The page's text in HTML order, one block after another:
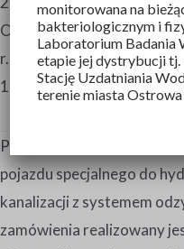
Odpowiedzi na pytania z
r. Odpowiedzi na pytania z
18.02.2019 r.
Przetarg nieograniczony z
pojazdu specjalnego do
kanalizacji z systemem
zamówienia realizowany
monitorowana na
bakteriologicznym i
Laboratorium Badania
etapie jej dystrybucji
Stację Uzdatniania
terenie miasta